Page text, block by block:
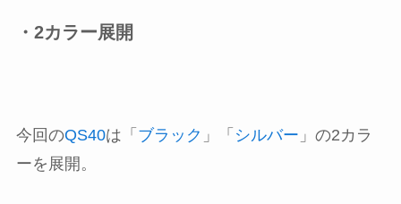
・2カラー展開
今回のQS40は「 ブラック 」「 シルバー 」の2カラ
ーを展開。